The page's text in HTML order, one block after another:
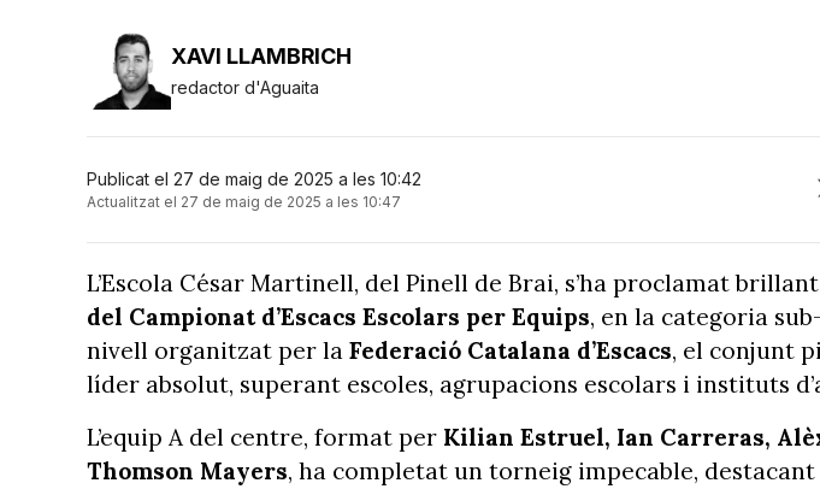
XAVI LLAMBRICH
redactor d'Aguaita
Publicat el 27 de maig de 2025 a les 10:42
Actualitzat el 27 de maig de 2025 a les 10:47
L’Escola César Martinell, del Pinell de Brai, s’ha proclamat brillant
del Campionat d’Escacs Escolars per Equips, en la categoria
nivell organitzat per la Federació Catalana d’Escacs, el conjunt
líder absolut, superant escoles, agrupacions escolars i instituts
L’equip A del centre, format per Kilian Estruel, Ian Carreras,
Thomson Mayers, ha completat un torneig impecable,